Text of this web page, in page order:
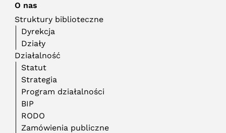
O nas
Struktury biblioteczne
Dyrekcja
Działy
Działalność
Statut
Strategia
Program działalności
BIP
RODO
Zamówienia publiczne